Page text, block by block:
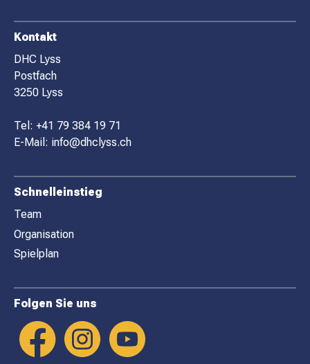
F
O
O
T
E
R
Kontakt
DHC Lyss
Postfach
3250 Lyss
Tel: +41 79 384 19 71
E-Mail: info@dhclyss.ch
Schnelleinstieg
Team
Organisation
Spielplan
Folgen Sie uns